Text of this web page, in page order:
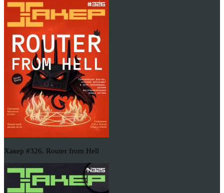
Хакер #326. Router from Hell